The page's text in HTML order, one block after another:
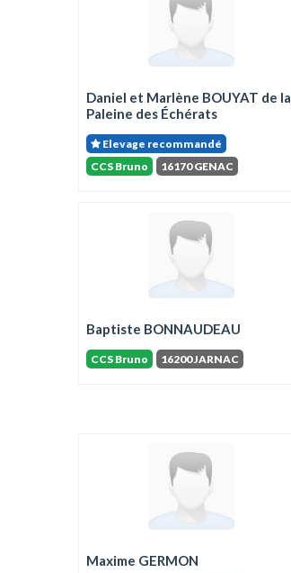
Daniel et Marlène BOUYAT de la
Paleine des Échérats
Elevage recommandé
CCS Bruno
16170 GENAC
Baptiste BONNAUDEAU
CCS Bruno 16200 JARNAC
Maxime GERMON